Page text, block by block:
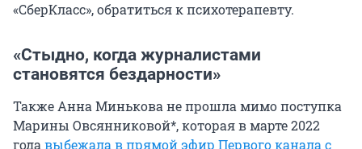
«СберКласс», обратиться к психотерапевту.
«Стыдно, когда журналистами
становятся бездарности»
Также Анна Минькова не прошла мимо поступка
Марины Овсянниковой*, которая в марте 2022
года выбежала в прямой эфир Первого канала с